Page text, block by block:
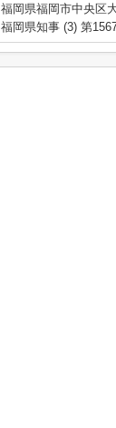
福岡県福岡市中央区
福岡県知事 (3) 第